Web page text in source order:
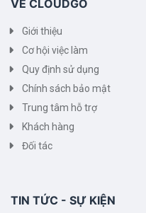
VỀ CLOUDGO
Giới thiệu
Cơ hội việc làm
Quy định sử dụng
Chính sách bảo mật
Trung tâm hỗ trợ
Khách hàng
Đối tác
TIN TỨC - SỰ KIỆN